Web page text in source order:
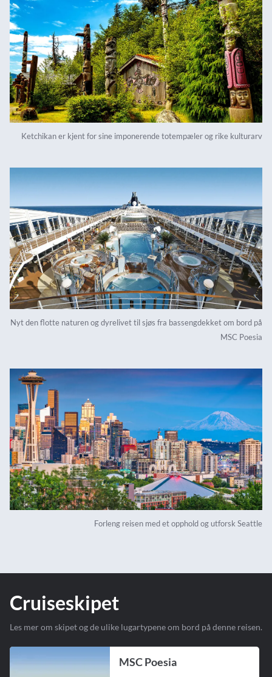
Ketchikan er kjent for sine imponerende totempæler og rike kulturarv
Nyt den flotte naturen og dyrelivet til sjøs fra bassengdekket om bord på
MSC Poesia
Forleng reisen med et opphold og utforsk Seattle
Cruiseskipet
Les mer om skipet og de ulike lugartypene om bord på denne reisen.
MSC Poesia